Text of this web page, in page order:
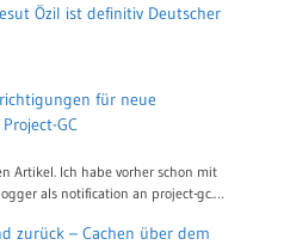
Özil ist definitiv Deutscher
für neue
GC
Artikel. Ich habe vorher schon mit
als notification an project-gc.…
zurück – Cachen über dem